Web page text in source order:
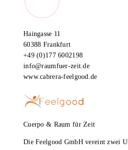
Haingasse 11
60388 Frankfurt
+49 (0)177 6002198
info@raumfuer-zeit.de
www.cabrera-feelgood.de
Cuerpo & Raum für Zeit
Die Feelgood GmbH vereint zwei